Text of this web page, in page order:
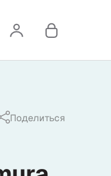
Поделиться